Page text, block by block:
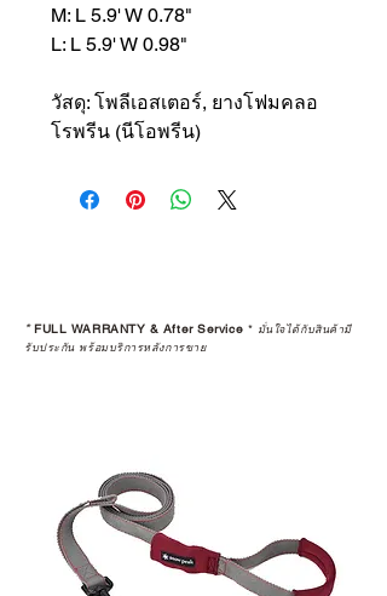
M: L 5.9' W 0.78"
L: L 5.9' W 0.98"
วัสดุ: โพลีเอสเตอร์, ยางโฟมคลอ
โรพรีน (นีโอพรีน)
*FULL WARRANTY & After Service * มั่นใจได้กับสินค้ามี
รับประกัน พร้อมบริการหลังการขาย